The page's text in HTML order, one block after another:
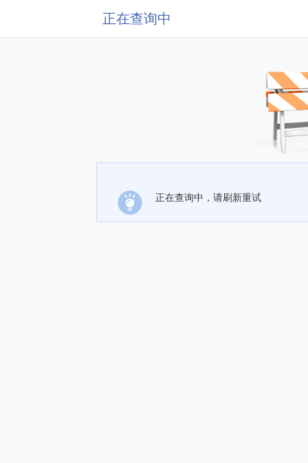
正在查询中
正在查询中，请刷新重试